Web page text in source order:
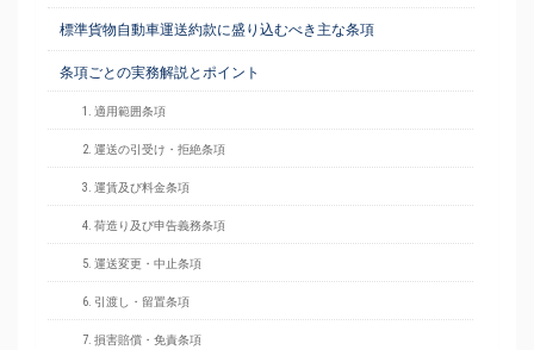
標準貨物自動車運送約款に盛り込むべき主な条項
条項ごとの実務解説とポイント
1. 適用範囲条項
2. 運送の引受け・拒絶条項
3. 運賃及び料金条項
4. 荷造り及び申告義務条項
5. 運送変更・中止条項
6. 引渡し・留置条項
7. 損害賠償・免責条項